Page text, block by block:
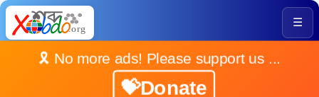
☰
🎗️ No more ads! Please support us ...
💝Donate